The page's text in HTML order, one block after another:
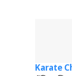
Karate